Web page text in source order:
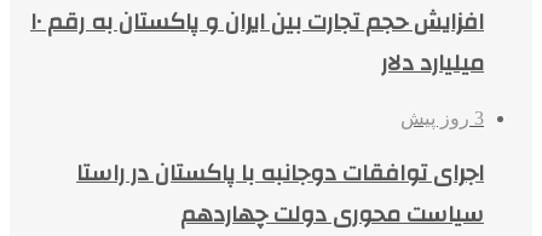
افزایش حجم تجارت بین ایران و پاکستان به رقم ۱۰
میلیارد دلار
3 روز پیش
اجرای توافقات دوجانبه با پاکستان در راستا
سیاست محوری دولت چهاردهم